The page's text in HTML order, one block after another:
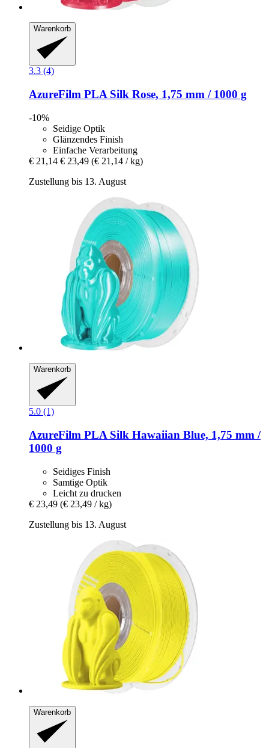
Warenkorb
3.3 (4)
AzureFilm PLA Silk Rose, 1,75 mm / 1000 g
-10%
Seidige Optik
Glänzendes Finish
Einfache Verarbeitung
€ 21,14 € 23,49 (€ 21,14 / kg)
Zustellung bis 13. August
Warenkorb
5.0 (1)
AzureFilm PLA Silk Hawaiian Blue, 1,75 mm /
1000 g
Seidiges Finish
Samtige Optik
Leicht zu drucken
€ 23,49 (€ 23,49 / kg)
Zustellung bis 13. August
Warenkorb